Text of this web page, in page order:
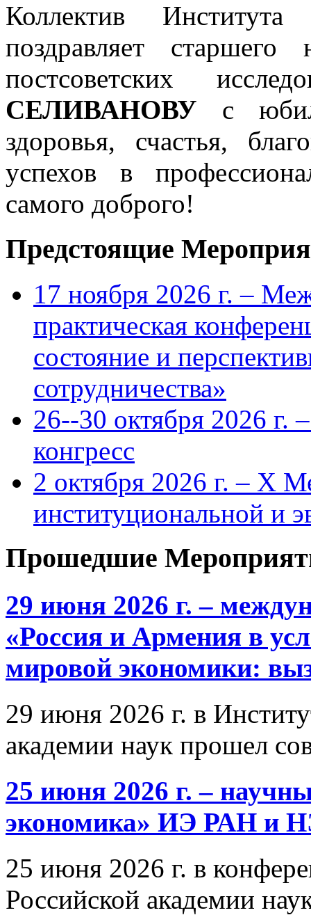
Коллектив
поздравляет старшего
постсоветских
СЕЛИВАНОВУ с
здоровья, счастья,
успехов в
самого доброго!
Предстоящие
17 ноября 2026 г. –
практическая
состояние и
сотрудничества»
26--30 октября 2026 г.
конгресс
2 октября 2026 г. – X
институциональной и
Прошедшие
29 июня 2026 г. –
«Россия и Армения в
мировой экономики:
29 июня 2026 г. в
академии наук прошел
25 июня 2026 г. –
экономика» ИЭ РАН и
25 июня 2026 г. в
Российской академии